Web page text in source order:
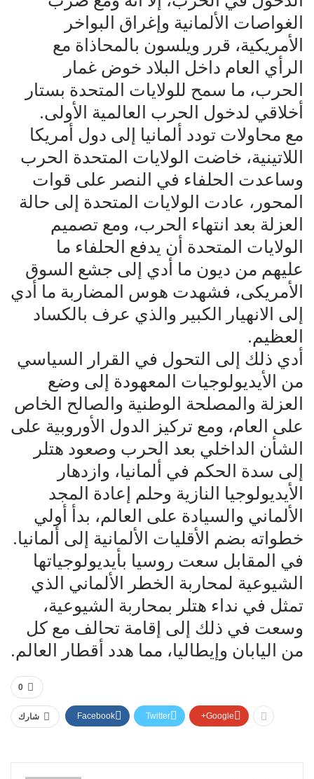
الغواصات الألمانية وإغراق البواخر
الأمريكية، قرر ويلسون بالمحاذاة مع
الرأي العام داخل البلاد خوض غمار
الحرب، ما سمح للولايات المتحدة بستار
أخلاقي لدخول الحرب العالمية الأولى.
مع محاولات تودد ألمانيا إلى دول أمريكا
اللاتينية، خاضت الولايات المتحدة الحرب
وساعدت الحلفاء في النصر على قوات
المحور، عادت الولايات المتحدة إلى حالة
العزلة بعد انتهاء الحرب، ومع تصميم
الولايات المتحدة أن يدفع الحلفاء ما
عليهم من ديون ما أدي إلى جشع السوق
الأمريكى، فشهدت هوس المضاربة ما أدي
إلى الانهيار الكبير والذي عرف بالكساد
العظيم.
أدي ذلك إلى التحول في القرار السياسي
من الأيديولوجيات المعهودة إلى وضع
العزلة والمصلحة الوطنية والصالح الخاص
على العام، ومع تركيز الدول الأوروبية على
الشأن الداخلي بعد الحرب وصعود هتلر
إلى سدة الحكم في ألمانيا، وازدهار
الأيديولوجيا النازية وحلم إعادة المجد
الألماني والسيادة على العالم، بدأ أولي
خطواته بضم الأقليات الألمانية إلى ألمانيا.
في المقابل سعت روسيا بأيديولوجياتها
الشيوعية لمحاربة الخطر الألماني الذي
تمثل في نداء هتلر بمحاربة الشيوعية،
وسعت في ذلك إلى إقامة تحالف مع كل
من اليابان وإيطاليا، مما هدد أقطار العالم.
0
شارك Facebook Twitter Google+